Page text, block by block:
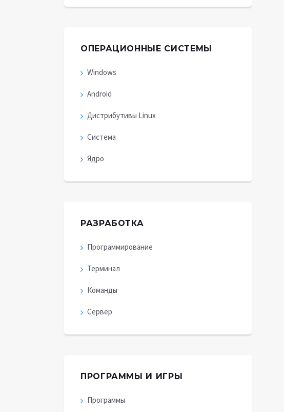
ОПЕРАЦИОННЫЕ СИСТЕМЫ
Windows
Android
Дистрибутивы Linux
Система
Ядро
РАЗРАБОТКА
Программирование
Терминал
Команды
Сервер
ПРОГРАММЫ И ИГРЫ
Программы